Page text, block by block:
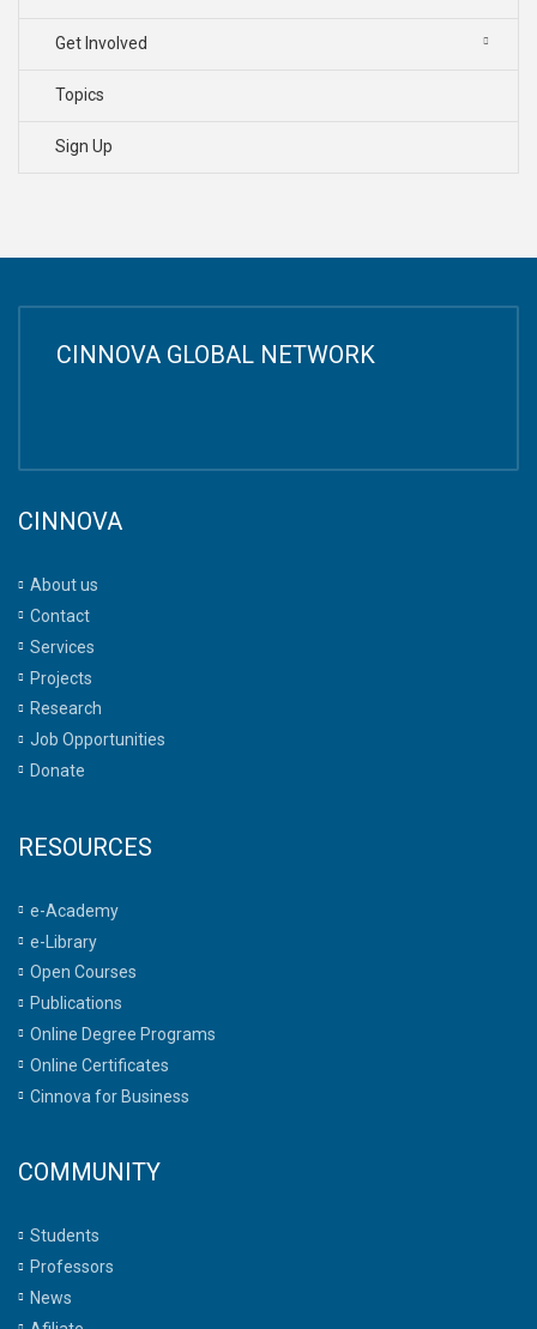
Get Involved
Topics
Sign Up
CINNOVA GLOBAL NETWORK
CINNOVA
About us
Contact
Services
Projects
Research
Job Opportunities
Donate
RESOURCES
e-Academy
e-Library
Open Courses
Publications
Online Degree Programs
Online Certificates
Cinnova for Business
COMMUNITY
Students
Professors
News